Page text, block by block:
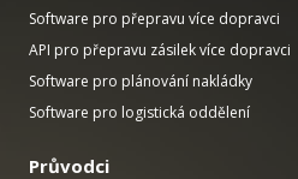
Software pro přepravu více dopravci
API pro přepravu zásilek více dopravci
Software pro plánování nakládky
Software pro logistická oddělení
Průvodci